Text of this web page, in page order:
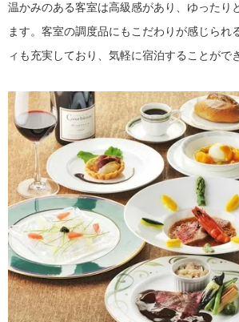
温かみのある客室は高級感があり、ゆったり
ます。客室の調度品にもこだわりが感じられ
ィも充実しており、気軽に宿泊することがで